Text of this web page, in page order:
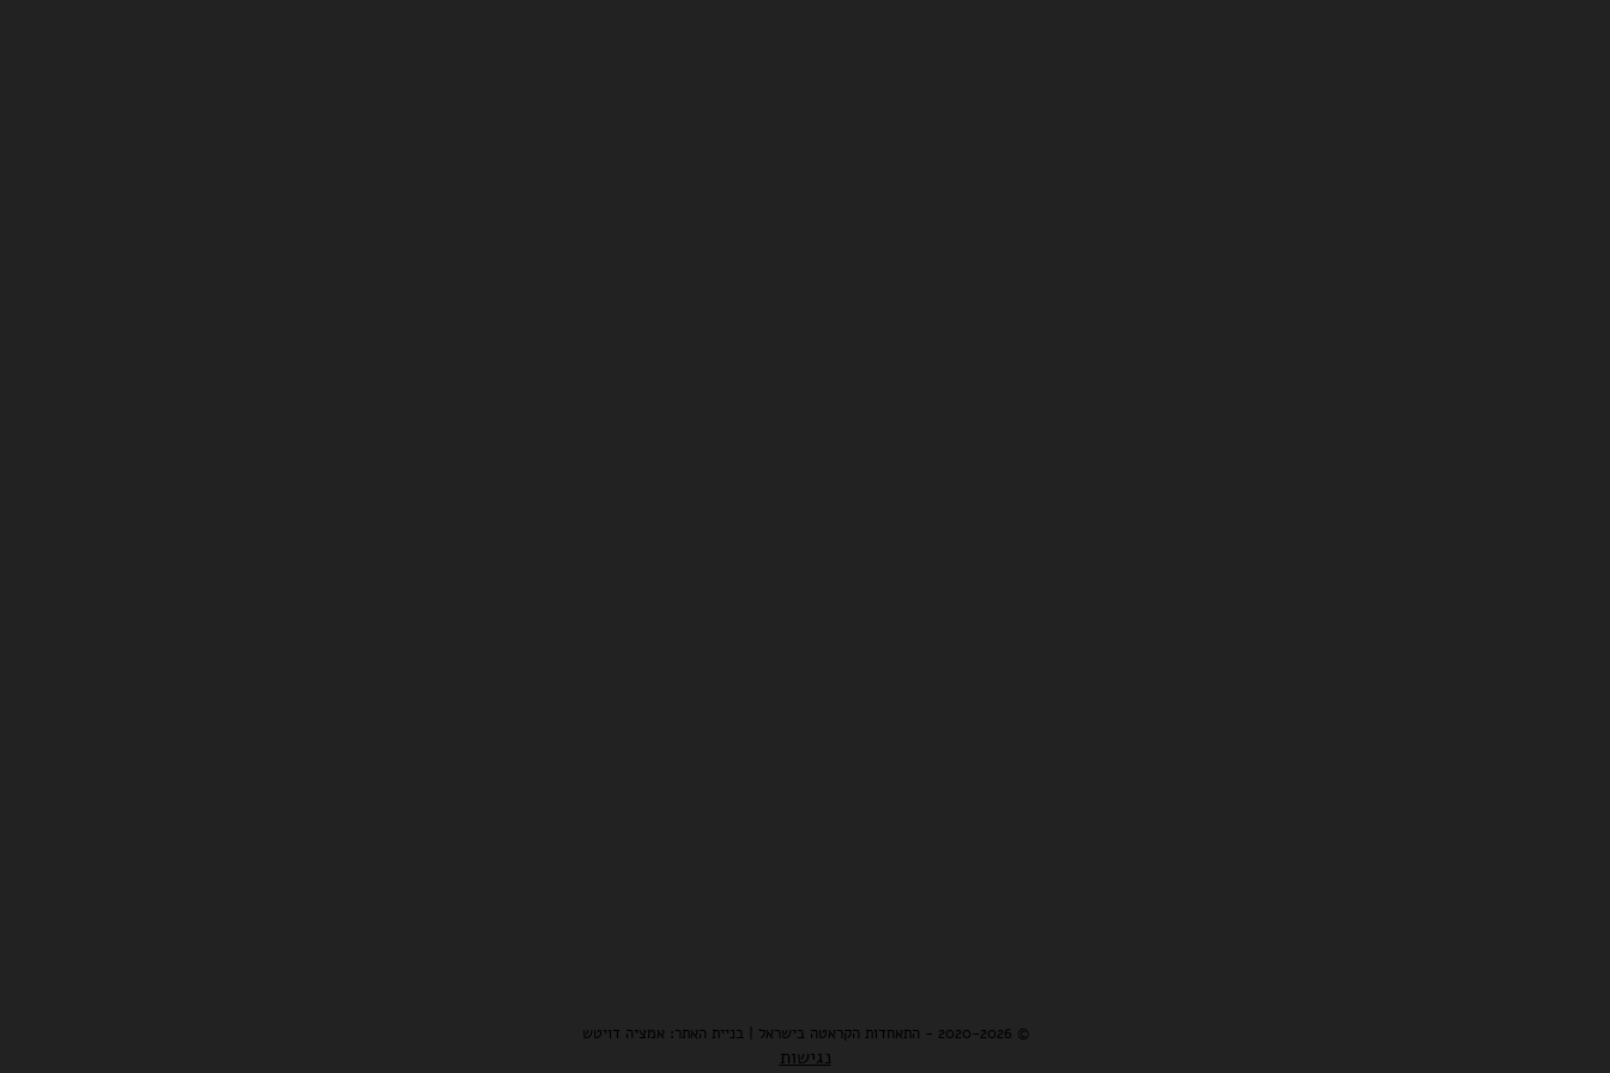
© 2020-2026 - התאחדות הקראטה בישראל | בניית האתר: אמציה דויטש
נגישות